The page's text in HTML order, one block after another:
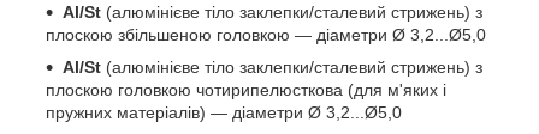
Al/St (алюмінієве тіло заклепки/сталевий стрижень) з
плоскою збільшеною головкою — діаметри Ø 3,2...Ø5,0
Al/St (алюмінієве тіло заклепки/сталевий стрижень) з
плоскою головкою чотирипелюсткова (для м'яких і
пружних матеріалів) — діаметри Ø 3,2...Ø5,0